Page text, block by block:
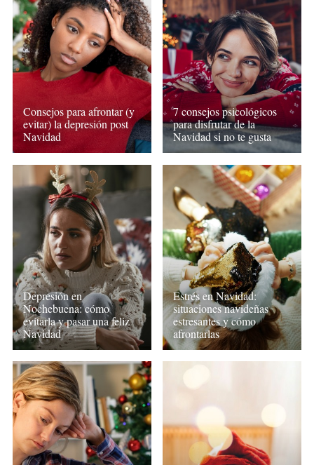
Consejos para afrontar (y
evitar) la depresión post
Navidad
7 consejos psicológicos
para disfrutar de la
Navidad si no te gusta
Depresión en
Nochebuena: cómo
evitarla y pasar una feliz
Navidad
Estrés en Navidad:
situaciones navideñas
estresantes y cómo
afrontarlas